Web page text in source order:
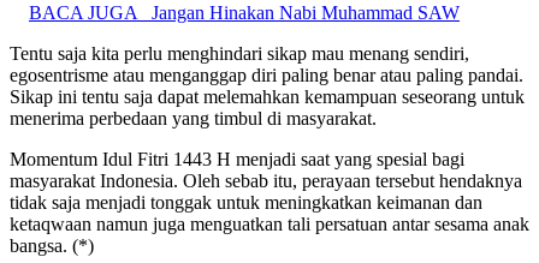
BACA JUGA
Jangan Hinakan Nabi Muhammad SAW
Tentu saja kita perlu menghindari sikap mau menang sendiri,
egosentrisme atau menganggap diri paling benar atau paling pandai.
Sikap ini tentu saja dapat melemahkan kemampuan seseorang untuk
menerima perbedaan yang timbul di masyarakat.
Momentum Idul Fitri 1443 H menjadi saat yang spesial bagi
masyarakat Indonesia. Oleh sebab itu, perayaan tersebut hendaknya
tidak saja menjadi tonggak untuk meningkatkan keimanan dan
ketaqwaan namun juga menguatkan tali persatuan antar sesama anak
bangsa. (*)